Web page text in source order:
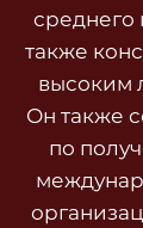
среднего
также
высоким
Он также
по